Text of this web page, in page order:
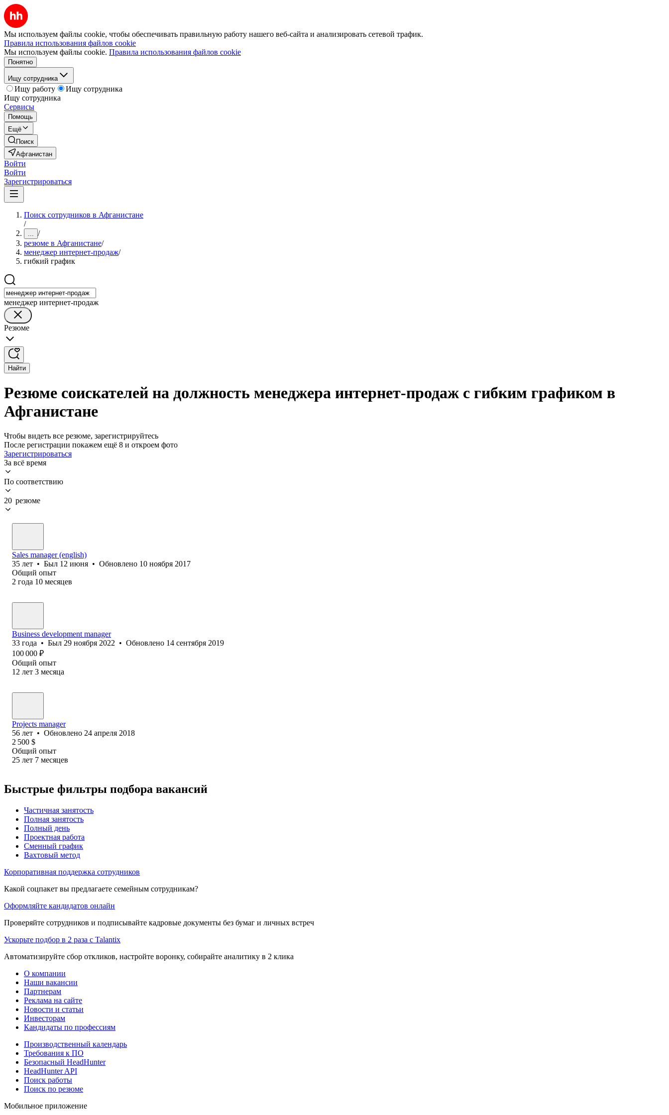
Мы используем файлы cookie, чтобы обеспечивать правильную работу нашего веб-сайта и анализировать сетевой трафик.
Правила использования файлов cookie
Мы используем файлы cookie. Правила использования файлов cookie
Понятно
Ищу сотрудника
Ищу работу
Ищу сотрудника
Ищу сотрудника
Сервисы
Помощь
Ещё
Поиск
Афганистан
Войти
Войти
Зарегистрироваться
Поиск сотрудников в Афганистане
/
... /
резюме в Афганистане/
менеджер интернет-продаж/
гибкий график
менеджер интернет-продаж
Резюме
Найти
Резюме соискателей на должность менеджера интернет-продаж с гибким графиком в
Афганистане
Чтобы видеть все резюме, зарегистрируйтесь
После регистрации покажем ещё 8 и откроем фото
Зарегистрироваться
За всё время
По соответствию
20 резюме
Sales manager (english)
35 лет • Был 12 июня • Обновлено 10 ноября 2017
Общий опыт
2 года 10 месяцев
Business development manager
33 года • Был 29 ноября 2022 • Обновлено 14 сентября 2019
100 000 ₽
Общий опыт
12 лет 3 месяца
Projects manager
56 лет • Обновлено 24 апреля 2018
2 500 $
Общий опыт
25 лет 7 месяцев
Быстрые фильтры подбора вакансий
Частичная занятость
Полная занятость
Полный день
Проектная работа
Сменный график
Вахтовый метод
Корпоративная поддержка сотрудников
Какой соцпакет вы предлагаете семейным сотрудникам?
Оформляйте кандидатов онлайн
Проверяйте сотрудников и подписывайте кадровые документы без бумаг и личных встреч
Ускорьте подбор в 2 раза с Talantix
Автоматизируйте сбор откликов, настройте воронку, собирайте аналитику в 2 клика
О компании
Наши вакансии
Партнерам
Реклама на сайте
Новости и статьи
Инвесторам
Кандидаты по профессиям
Производственный календарь
Требования к ПО
Безопасный HeadHunter
HeadHunter API
Поиск работы
Поиск по резюме
Мобильное приложение